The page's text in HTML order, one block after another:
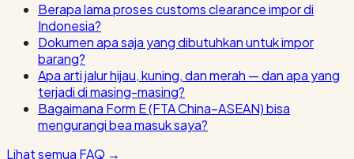
Berapa lama proses customs clearance impor di
Indonesia?
Dokumen apa saja yang dibutuhkan untuk impor
barang?
Apa arti jalur hijau, kuning, dan merah — dan apa yang
terjadi di masing-masing?
Bagaimana Form E (FTA China–ASEAN) bisa
mengurangi bea masuk saya?
Lihat semua FAQ →